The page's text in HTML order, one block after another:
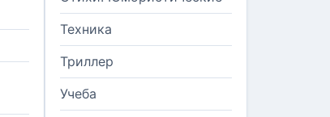
Техника
Триллер
Учеба